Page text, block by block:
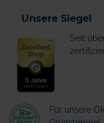
Unsere Siegel
Seit
Für unsere